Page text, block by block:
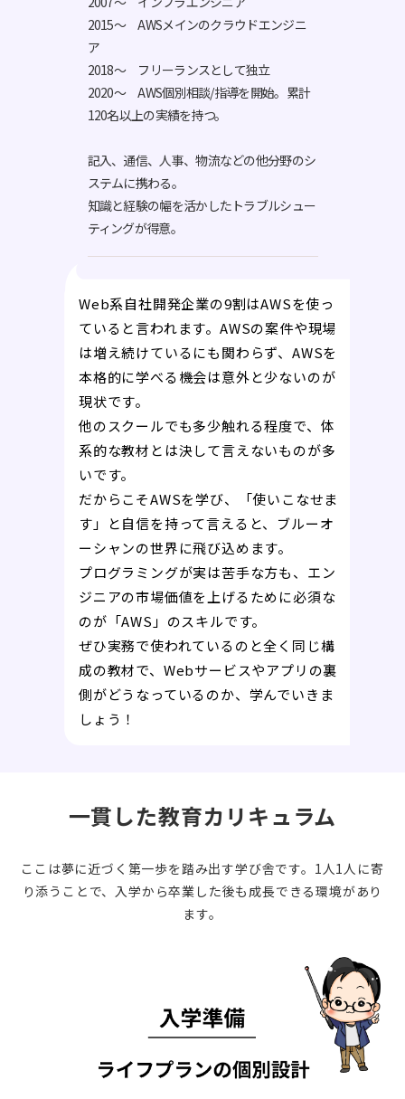
2015～ AWSメインのクラウドエンジニ
ア
2018～ フリーランスとして独立
2020～ AWS個別相談/指導を開始。累計
120名以上の実績を持つ。
記入、通信、人事、物流などの他分野のシ
ステムに携わる。
知識と経験の幅を活かしたトラブルシュー
ティングが得意。
Web系自社開発企業の9割はAWSを使っ
ていると言われます。AWSの案件や現場
は増え続けているにも関わらず、AWSを
本格的に学べる機会は意外と少ないのが
現状です。
他のスクールでも多少触れる程度で、体
系的な教材とは決して言えないものが多
いです。
だからこそAWSを学び、「使いこなせま
す」と自信を持って言えると、ブルーオ
ーシャンの世界に飛び込めます。
プログラミングが実は苦手な方も、エン
ジニアの市場価値を上げるために必須な
のが「AWS」のスキルです。
ぜひ実務で使われているのと全く同じ構
成の教材で、Webサービスやアプリの裏
側がどうなっているのか、学んでいきま
しょう！
一貫した教育カリキュラム
ここは夢に近づく第一歩を踏み出す学び舎です。1人1人に寄
り添うことで、 入学から卒業した後も成長できる環境があり
ます。